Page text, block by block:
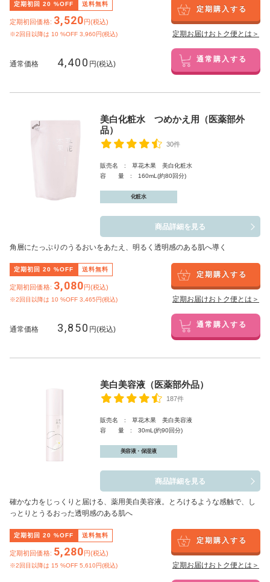
定期初回 20 %OFF 送料無料
定期初回価格: 3,520円(税込)
※2回目以降は 10 %OFF 3,960円(税込)
定期購入する
定期お届けおトク便とは＞
通常価格 4,400 円(税込) 通常購入する
美白化粧水 つめかえ用（医薬部外
品）
30件
販売名 : 草花木果 美白化粧水
容 量 : 160mL(約80回分)
化粧水
商品詳細を見る
角層にたっぷりのうるおいをあたえ、明るく透明感のある肌へ導く
定期初回 20 %OFF 送料無料
定期初回価格: 3,080円(税込)
※2回目以降は 10 %OFF 3,465円(税込)
定期購入する
定期お届けおトク便とは＞
通常価格 3,850 円(税込) 通常購入する
美白美容液（医薬部外品）
187件
販売名 : 草花木果 美白美容液
容 量 : 30mL(約90回分)
美容液・保湿液
商品詳細を見る
確かな力をじっくりと届ける、薬用美白美容液。とろけるような感触で、し
っとりとうるおった透明感のある肌へ
定期初回 20 %OFF 送料無料
定期初回価格: 5,280円(税込)
※2回目以降は 15 %OFF 5,610円(税込)
定期購入する
定期お届けおトク便とは＞